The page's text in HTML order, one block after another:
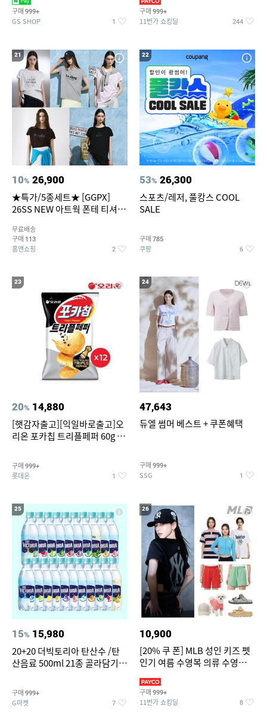
구매 999+
GS SHOP 1
구매 999+
11번가 쇼킹딜 244
21
10% 26,900
★특가/5종세트★ [GGPX]
26SS NEW 아트웍 폰테 티셔츠
무료배송
구매 113
홈앤쇼핑 2
22
53% 26,300
스포츠/레저, 풀캉스 COOL
SALE
구매 785
쿠팡 6
23
20% 14,880
[햇감자출고][익일바로출고]오
리온 포카칩 트리플페퍼 60g 12
구매 999+
롯데온 1
24
47,643
듀엘 썸머 베스트 + 쿠폰혜택
구매 999+
SSG 1
25
15% 15,980
20+20 더빅토리아 탄산수 /탄
산음료 500ml 21종 골라담기
구매 999+
G마켓 7
26
10,900
[20% 쿠 폰] MLB 성인 키즈 펫
인기 여름 수영복 의류 수영복
구매 999+
11번가 쇼킹딜 8